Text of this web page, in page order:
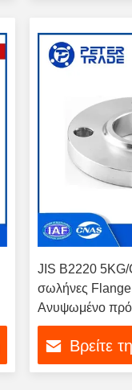
JIS B2220 5KG/
σωλήνες
Ανυψωμένο
πρόσωπο 450A-
βιομηχανικές
Βρείτε